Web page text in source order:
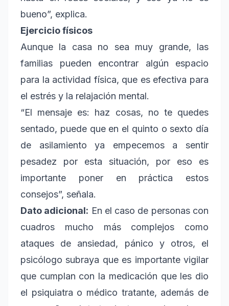
bueno”, explica.
Ejercicio físicos
Aunque la casa no sea muy grande, las
familias pueden encontrar algún espacio
para la actividad física, que es efectiva para
el estrés y la relajación mental.
“El mensaje es: haz cosas, no te quedes
sentado, puede que en el quinto o sexto día
de asilamiento ya empecemos a sentir
pesadez por esta situación, por eso es
importante poner en práctica estos
consejos”, señala.
Dato adicional: En el caso de personas con
cuadros mucho más complejos como
ataques de ansiedad, pánico y otros, el
psicólogo subraya que es importante vigilar
que cumplan con la medicación que les dio
el psiquiatra o médico tratante, además de